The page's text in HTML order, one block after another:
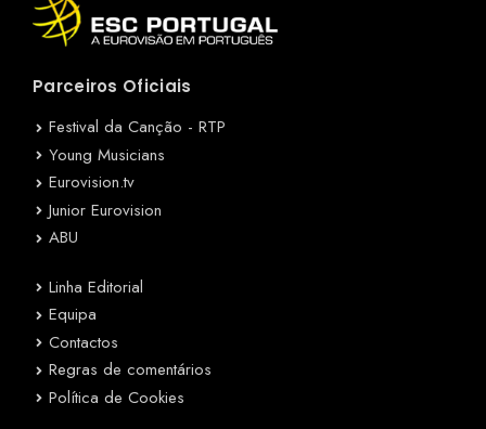
Parceiros Oficiais
Festival da Canção - RTP
Young Musicians
Eurovision.tv
Junior Eurovision
ABU
Linha Editorial
Equipa
Contactos
Regras de comentários
Política de Cookies